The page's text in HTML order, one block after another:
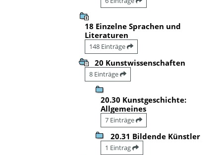
18 Einzelne Sprachen und
Literaturen
148 Einträge
20 Kunstwissenschaften
8 Einträge
20.30 Kunstgeschichte:
Allgemeines
7 Einträge
20.31 Bildende Künstler
1 Eintrag